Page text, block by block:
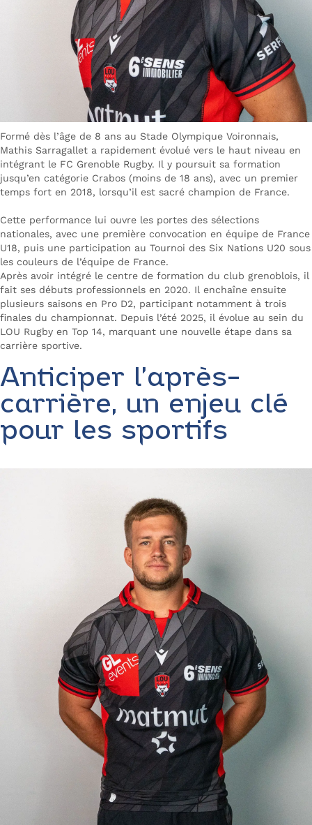
Formé dès l’âge de 8 ans au Stade Olympique Voironnais,
Mathis Sarragallet a rapidement évolué vers le haut niveau en
intégrant le FC Grenoble Rugby. Il y poursuit sa formation
jusqu’en catégorie Crabos (moins de 18 ans), avec un premier
temps fort en 2018, lorsqu’il est sacré champion de France.
Cette performance lui ouvre les portes des sélections
nationales, avec une première convocation en équipe de France
U18, puis une participation au Tournoi des Six Nations U20 sous
les couleurs de l’équipe de France.
Après avoir intégré le centre de formation du club grenoblois, il
fait ses débuts professionnels en 2020. Il enchaîne ensuite
plusieurs saisons en Pro D2, participant notamment à trois
finales du championnat. Depuis l’été 2025, il évolue au sein du
LOU Rugby en Top 14, marquant une nouvelle étape dans sa
carrière sportive.
Anticiper l’après-
carrière, un enjeu clé
pour les sportifs